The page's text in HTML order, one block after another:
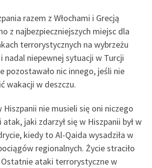
razem z Włochami i Grecją
z najbezpieczniejszych miejsc dla
terrorystycznych na wybrzeżu
nadal niepewnej sytuacji w Turcji
pozostawało nic innego, jeśli nie
wakacji w deszczu.
nie musieli się oni niczego
jaki zdarzył się w Hiszpanii był w
kiedy to Al-Qaida wysadziła w
regionalnych. Życie straciło
ataki terrorystyczne w